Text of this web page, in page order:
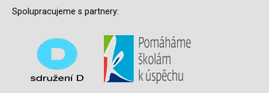
Spolupracujeme s partnery: